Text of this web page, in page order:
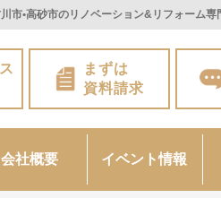
市•高砂市のリノベーション&リフォーム専
まずは
資料請求
会社概要 イベント情報